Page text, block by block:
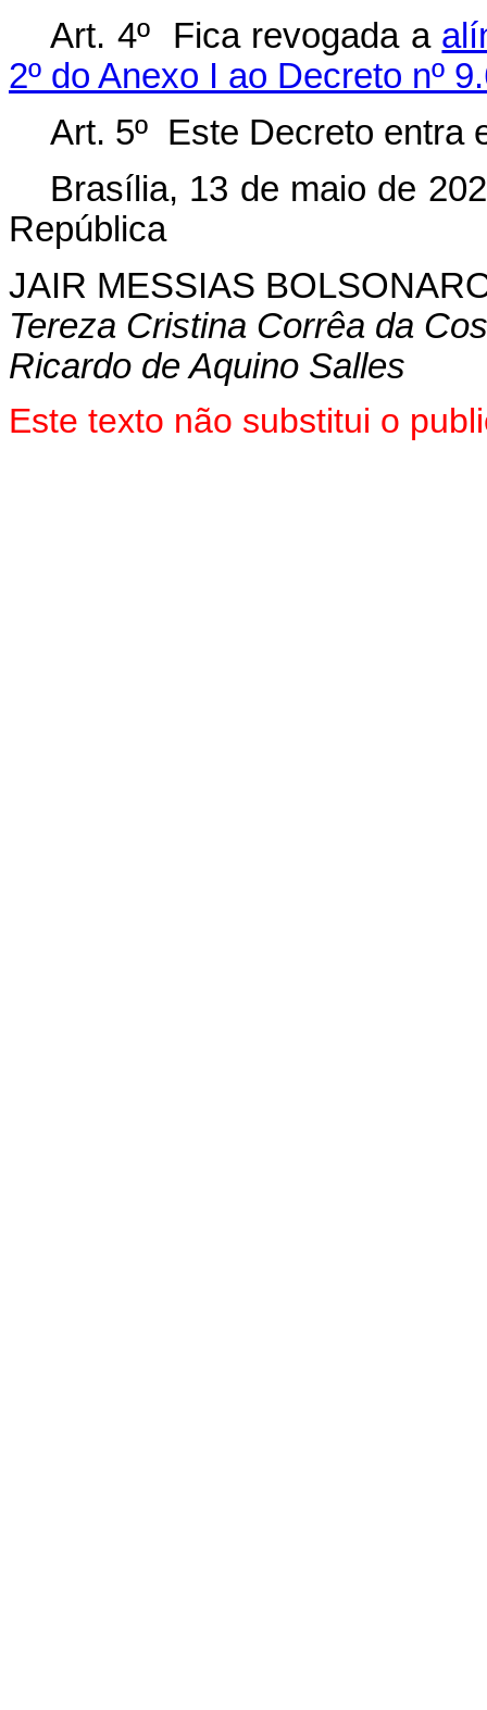
Art. 4º Fica revogada a
2º do Anexo I ao Decreto nº
Art. 5º Este Decreto entra
Brasília, 13 de maio de
República
JAIR MESSIAS
Tereza Cristina Corrêa da
Ricardo de Aquino Salles
Este texto não substitui o